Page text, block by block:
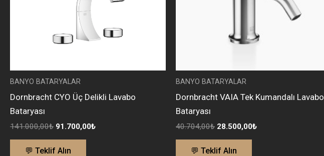
BANYO BATARYALAR
Dornbracht CYO Üç Delikli Lavabo
Bataryası
141.000,00₺ 91.700,00₺
💬 Teklif Alın
BANYO BATARYALAR
Dornbracht VAIA Tek Kumandalı Lavabo
Bataryası
40.704,00₺ 28.500,00₺
💬 Teklif Alın